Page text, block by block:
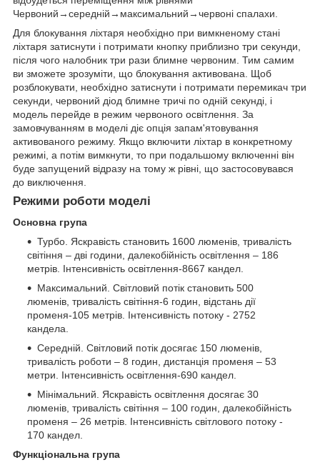
Червоний→середній→максимальний→червоні спалахи.
Для блокування ліхтаря необхідно при вимкненому стані
ліхтаря затиснути і потримати кнопку приблизно три секунди,
після чого налобник три рази блимне червоним. Тим самим
ви зможете зрозуміти, що блокування активована. Щоб
розблокувати, необхідно затиснути і потримати перемикач три
секунди, червоний діод блимне тричі по одній секунді, і
модель перейде в режим червоного освітлення. За
замовчуванням в моделі діє опція запам'ятовування
активованого режиму. Якщо включити ліхтар в конкретному
режимі, а потім вимкнути, то при подальшому включенні він
буде запущений відразу на тому ж рівні, що застосовувався
до виключення.
Режими роботи моделі
Основна група
Турбо. Яскравість становить 1600 люменів, тривалість
світіння – дві години, далекобійність освітлення – 186
метрів. Інтенсивність освітлення-8667 кандел.
Максимальний. Світловий потік становить 500
люменів, тривалість світіння-6 годин, відстань дії
променя-105 метрів. Інтенсивність потоку - 2752
кандела.
Середній. Світловий потік досягає 150 люменів,
тривалість роботи – 8 годин, дистанція променя – 53
метри. Інтенсивність освітлення-690 кандел.
Мінімальний. Яскравість освітлення досягає 30
люменів, тривалість світіння – 100 годин, далекобійність
променя – 26 метрів. Інтенсивність світлового потоку -
170 кандел.
Функціональна група